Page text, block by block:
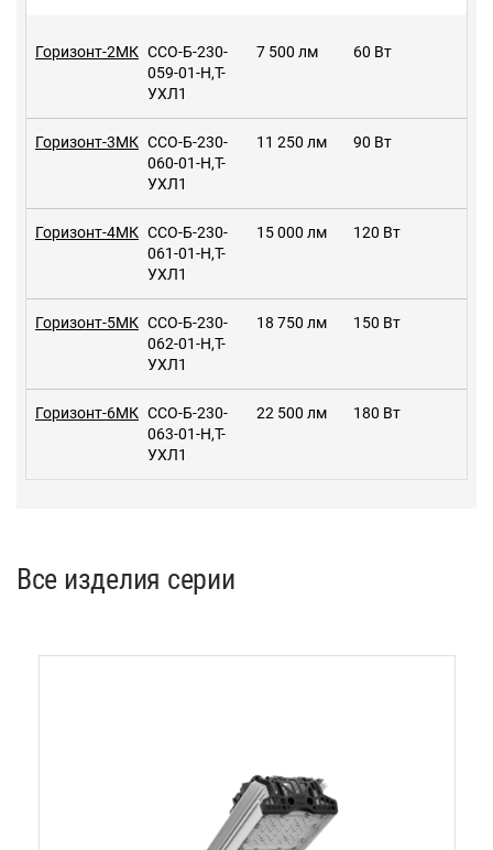
Горизонт-2МК ССО-Б-230-
059-01-Н,Т-
УХЛ1
7 500 лм 60 Вт
Горизонт-3МК ССО-Б-230-
060-01-Н,Т-
УХЛ1
11 250 лм 90 Вт
Горизонт-4МК ССО-Б-230-
061-01-Н,Т-
УХЛ1
15 000 лм 120 Вт
Горизонт-5МК ССО-Б-230-
062-01-Н,Т-
УХЛ1
18 750 лм 150 Вт
Горизонт-6МК ССО-Б-230-
063-01-Н,Т-
УХЛ1
22 500 лм 180 Вт
Все изделия серии